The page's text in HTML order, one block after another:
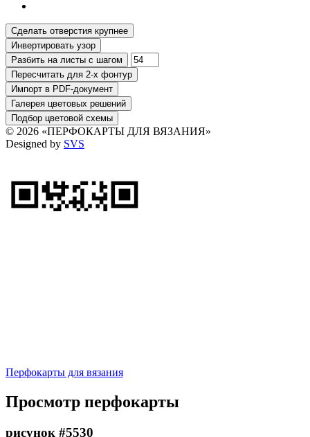
© 2026 «ПЕРФОКАРТЫ ДЛЯ ВЯЗАНИЯ»
Designed by SVS
Перфокарты для вязания
Просмотр перфокарты
рисунок #5530